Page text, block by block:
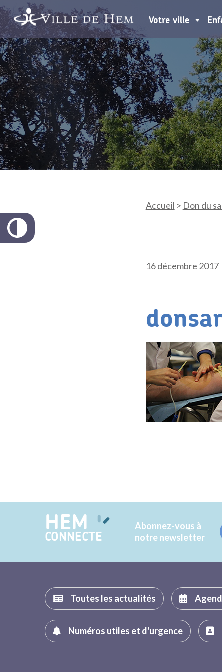
Votre ville
Accueil > Don du
16 décembre 2017
HEM
CONNECTE
Abonnez-vous à
notre newsletter
Toutes les actualités
Numéros utiles et d'urgence